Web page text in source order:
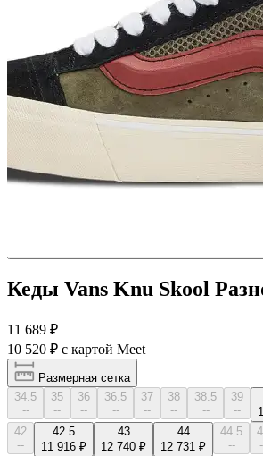
Кеды Vans Knu Skool
11 689 ₽
10 520 ₽ с картой Meet
Размерная сетка
34.5
--
35
--
36
--
36.5
--
37
--
38
--
38.5
--
39
--
42
--
42.5
11 916 ₽
43
12 740 ₽
44
12 731 ₽
44.5
--